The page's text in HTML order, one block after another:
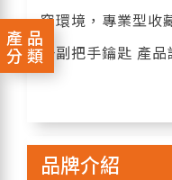
產品
分類
窖環境，專業型收
一副把手鑰匙 產品
品牌介紹